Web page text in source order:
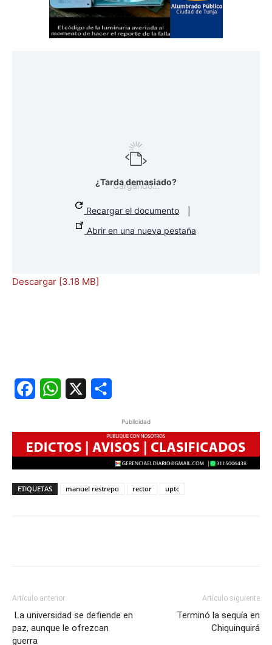
Cargando...
¿Tarda demasiado?
Recargar el documento
Abrir en una nueva pestaña
Descargar [3.18 MB]
FacebookWhatsApp
Publicidad
ETIQUETAS manuel restrepo rector uptc
Artículo anterior
La universidad se defiende en
paz, aunque le ofrezcan
guerra
Artículo siguiente
Terminó la sequía en
Chiquinquirá